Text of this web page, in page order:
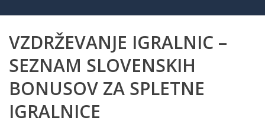
VZDRŽEVANJE IGRALNIC –
SEZNAM SLOVENSKIH
BONUSOV ZA SPLETNE
IGRALNICE